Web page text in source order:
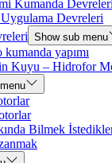
Kumanda
Uygulama Devreleri
Show sub menu
yapımı
Kuyu – Hidrofor
Bilmek